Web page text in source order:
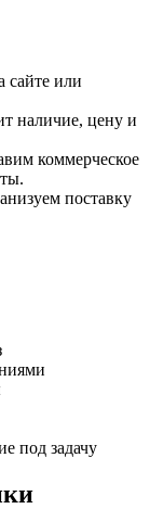
сайте или
наличие, цену и
коммерческое
поставку
под задачу